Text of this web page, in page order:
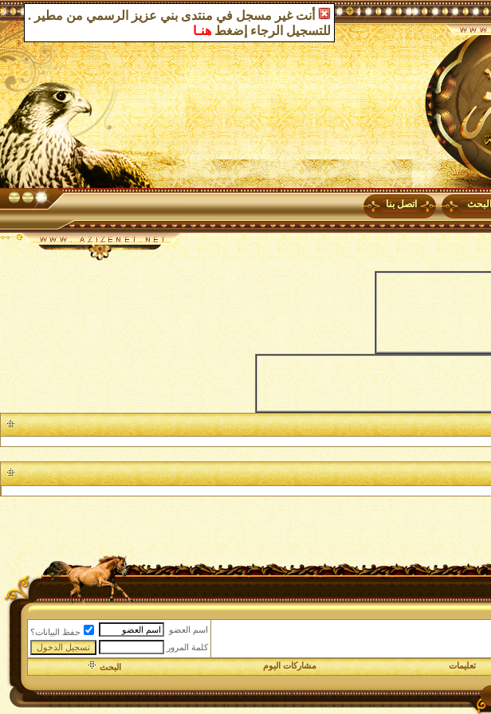
أنت غير مسجل في منتدى بني عزيز الرسمي من مطير .
للتسجيل الرجاء إضغط هنـا
البحث اتصل بنا
اسم العضو
حفظ البيانات؟
كلمة المرور
تعليمات مشاركات اليوم البحث